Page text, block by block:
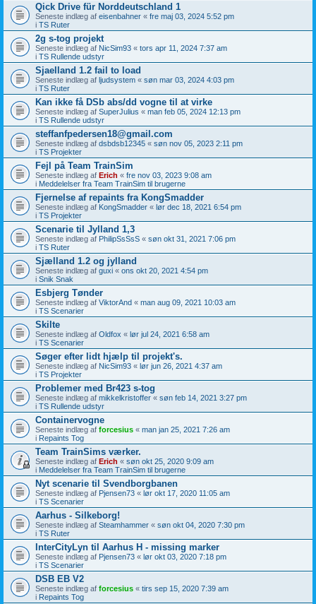
Qick Drive für Norddeutschland 1
Seneste indlæg af eisenbahner « fre maj 03, 2024 5:52 pm
i TS Ruter
2g s-tog projekt
Seneste indlæg af NicSim93 « tors apr 11, 2024 7:37 am
i TS Rullende udstyr
Sjaelland 1.2 fail to load
Seneste indlæg af ljudsystem « søn mar 03, 2024 4:03 pm
i TS Ruter
Kan ikke få DSb abs/dd vogne til at virke
Seneste indlæg af SuperJulius « man feb 05, 2024 12:13 pm
i TS Rullende udstyr
steffanfpedersen18@gmail.com
Seneste indlæg af dsbdsb12345 « søn nov 05, 2023 2:11 pm
i TS Projekter
Fejl på Team TrainSim
Seneste indlæg af Erich « fre nov 03, 2023 9:08 am
i Meddelelser fra Team TrainSim til brugerne
Fjernelse af repaints fra KongSmadder
Seneste indlæg af KongSmadder « lør dec 18, 2021 6:54 pm
i TS Projekter
Scenarie til Jylland 1,3
Seneste indlæg af PhilipSsSsS « søn okt 31, 2021 7:06 pm
i TS Ruter
Sjælland 1.2 og jylland
Seneste indlæg af guxi « ons okt 20, 2021 4:54 pm
i Snik Snak
Esbjerg Tønder
Seneste indlæg af ViktorAnd « man aug 09, 2021 10:03 am
i TS Scenarier
Skilte
Seneste indlæg af Oldfox « lør jul 24, 2021 6:58 am
i TS Scenarier
Søger efter lidt hjælp til projekt's.
Seneste indlæg af NicSim93 « lør jun 26, 2021 4:37 am
i TS Projekter
Problemer med Br423 s-tog
Seneste indlæg af mikkelkristoffer « søn feb 14, 2021 3:27 pm
i TS Rullende udstyr
Containervogne
Seneste indlæg af forcesius « man jan 25, 2021 7:26 am
i Repaints Tog
Team TrainSims værker.
Seneste indlæg af Erich « søn okt 25, 2020 9:09 am
i Meddelelser fra Team TrainSim til brugerne
Nyt scenarie til Svendborgbanen
Seneste indlæg af Pjensen73 « lør okt 17, 2020 11:05 am
i TS Scenarier
Aarhus - Silkeborg!
Seneste indlæg af Steamhammer « søn okt 04, 2020 7:30 pm
i TS Ruter
InterCityLyn til Aarhus H - missing marker
Seneste indlæg af Pjensen73 « lør okt 03, 2020 7:18 pm
i TS Scenarier
DSB EB V2
Seneste indlæg af forcesius « tirs sep 15, 2020 7:39 am
i Repaints Tog